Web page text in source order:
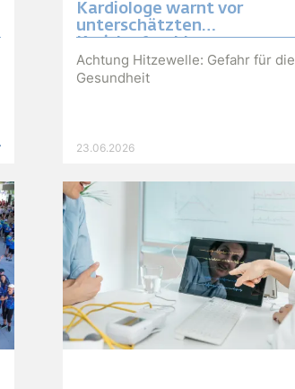
Kardiologe warnt vor
unterschätzten
Achtung Hitzewelle: Gefahr für die
Gesundheit
23.06.2026